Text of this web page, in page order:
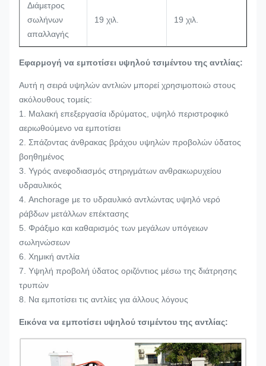
Διάμετρος
σωλήνων
απαλλαγής
19 χιλ. 19 χιλ.
Εφαρμογή να εμποτίσει υψηλού τσιμέντου της αντλίας:
Αυτή η σειρά υψηλών αντλιών μπορεί χρησιμοποιώ στους
ακόλουθους τομείς:
1. Μαλακή επεξεργασία ιδρύματος, υψηλό περιστροφικό
αεριωθούμενο να εμποτίσει
2. Σπάζοντας άνθρακας βράχου υψηλών προβολών ύδατος
βοηθημένος
3. Υγρός ανεφοδιασμός στηριγμάτων ανθρακωρυχείου
υδραυλικός
4. Anchorage με το υδραυλικό αντλώντας υψηλό νερό
ράβδων μετάλλων επέκτασης
5. Φράξιμο και καθαρισμός των μεγάλων υπόγειων
σωληνώσεων
6. Χημική αντλία
7. Υψηλή προβολή ύδατος οριζόντιος μέσω της διάτρησης
τρυπών
8. Να εμποτίσει τις αντλίες για άλλους λόγους
Εικόνα να εμποτίσει υψηλού τσιμέντου της αντλίας: